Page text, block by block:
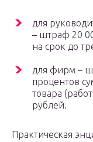
для
– штраф 20
на срок до
для фирм –
процентов
товара
рублей.
Практическая